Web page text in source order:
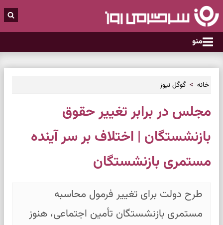
منو
خانه گوگل نیوز
مجلس در برابر تغییر حقوق
بازنشستگان | اختلاف بر سر آینده
مستمری‌ بازنشستگان
طرح دولت برای تغییر فرمول محاسبه
مستمری بازنشستگان تأمین اجتماعی، هنوز